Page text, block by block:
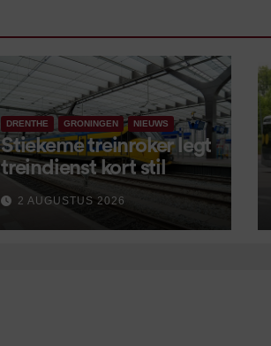
DRENTHE GRONINGEN NIEUWS
Stiekeme treinroker legt
treindienst kort stil
2 AUGUSTUS 2026